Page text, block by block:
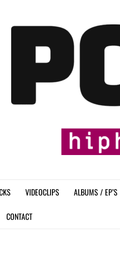
VIDEOCLIPS ALBUMS / EP’S
CONTACT